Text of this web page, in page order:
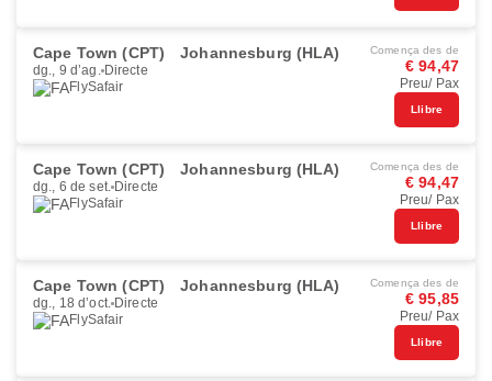
Cape Town (CPT) Johannesburg (HLA)
dg., 9 d’ag. Directe
FlySafair
Comença des de
€ 94,47
Preu/ Pax
Llibre
Cape Town (CPT) Johannesburg (HLA)
dg., 6 de set. Directe
FlySafair
Comença des de
€ 94,47
Preu/ Pax
Llibre
Cape Town (CPT) Johannesburg (HLA)
dg., 18 d’oct. Directe
FlySafair
Comença des de
€ 95,85
Preu/ Pax
Llibre